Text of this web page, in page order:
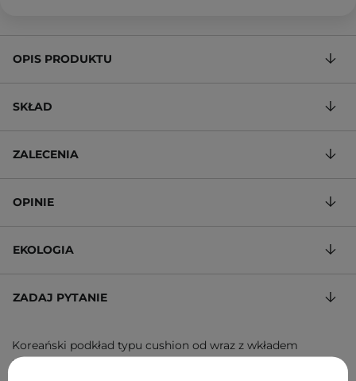
OPIS PRODUKTU
SKŁAD
ZALECENIA
OPINIE
EKOLOGIA
ZADAJ PYTANIE
Koreański podkład typu cushion od wraz z wkładem
uzupełniającym